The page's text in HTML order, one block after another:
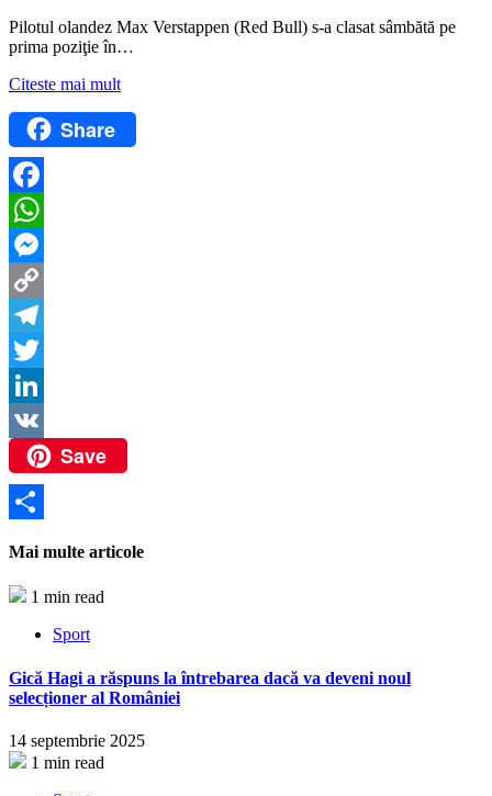
Pilotul olandez Max Verstappen (Red Bull) s-a clasat sâmbătă pe
prima poziţie în…
Citeste mai mult
Share
Facebook
WhatsApp
Messenger
Copy
Link
Telegram
Twitter
LinkedIn
VK
Save
Mai multe articole
1 min read
Sport
Gică Hagi a răspuns la întrebarea dacă va deveni noul
selecționer al României
14 septembrie 2025
1 min read